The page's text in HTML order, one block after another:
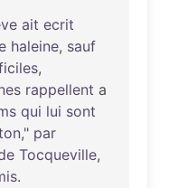
ait ecrit
haleine, sauf
,
rappellent a
qui lui sont
," par
Tocqueville,
.